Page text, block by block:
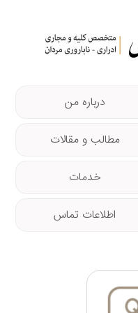
درباره من
مطالب و مقالات
خدمات
اطلاعات تماس